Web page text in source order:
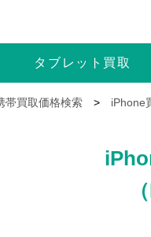
タブレット 買取
帯買取価格検索 > iPhone